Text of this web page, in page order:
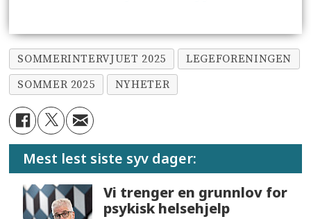
SOMMERINTERVJUET 2025
LEGEFORENINGEN
SOMMER 2025
NYHETER
Mest lest siste syv dager:
Vi trenger en grunnlov for
psykisk helsehjelp